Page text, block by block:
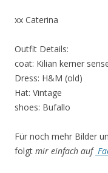
xx Caterina
Outfit Details:
coat: Kilian kerner
Dress: H&M (old)
Hat: Vintage
shoes: Bufallo
Für noch mehr Bilder
folgt mir einfach auf